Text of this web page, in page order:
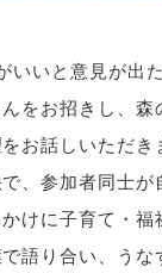
いいと意見が出
をお招きし、
お話しいただ
、参加者同士が
けに子育て・
語り合い、うな